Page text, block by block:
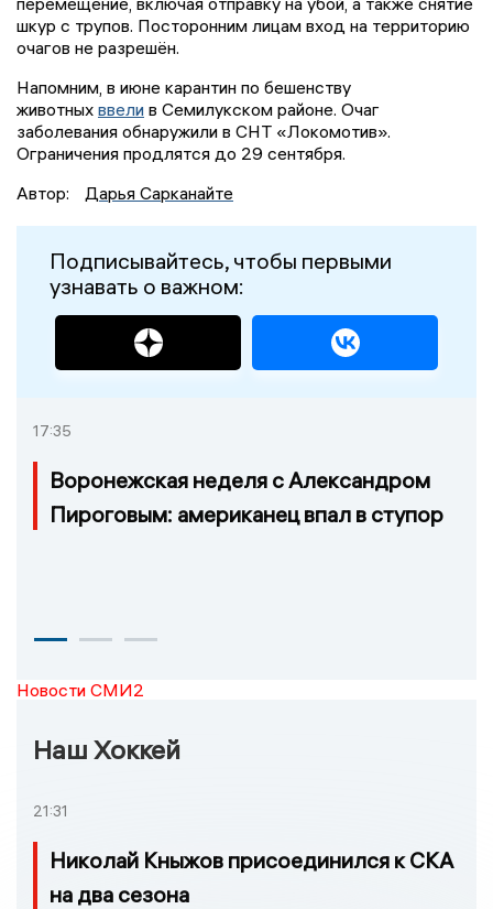
шкур с трупов. Посторонним лицам вход на территорию
очагов не разрешён.
Напомним, в июне карантин по бешенству
животных ввели в Семилукском районе. Очаг
заболевания обнаружили в СНТ «Локомотив».
Ограничения продлятся до 29 сентября.
Автор:
Дарья Сарканайте
Подписывайтесь, чтобы первыми
узнавать о важном:
17:35
Воронежская неделя с Александром
Пироговым: американец впал в ступор
Новости СМИ2
Наш Хоккей
21:31
Николай Кныжов присоединился к СКА
на два сезона